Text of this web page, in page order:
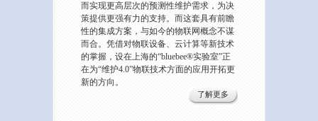
而实现更高层次的预测性维护需求，为决
策提供更强有力的支持。而这套具有前瞻
性的集成方案，与如今的物联网概念不谋
而合。凭借对物联设备、云计算等新技术
的掌握，设在上海的“bluebee®实验室”正
在为“维护4.0”物联技术方面的应用开拓更
新的方向。
了解更多